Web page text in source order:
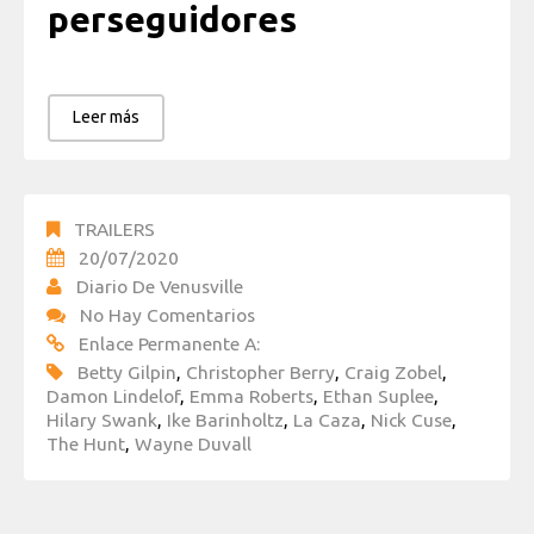
perseguidores
Leer más
TRAILERS
20/07/2020
Diario De Venusville
No Hay Comentarios
Enlace Permanente A:
Betty Gilpin, Christopher Berry, Craig Zobel,
Damon Lindelof, Emma Roberts, Ethan Suplee,
Hilary Swank, Ike Barinholtz, La Caza, Nick Cuse,
The Hunt, Wayne Duvall